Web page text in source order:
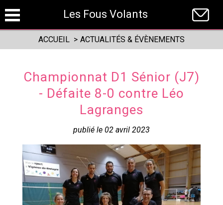
Les Fous Volants
ACCUEIL > ACTUALITÉS & ÉVÈNEMENTS
Championnat D1 Sénior (J7)
- Défaite 8-0 contre Léo
Lagranges
publié le 02 avril 2023